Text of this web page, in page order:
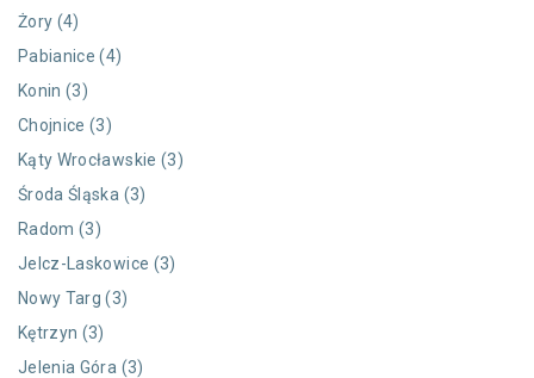
Żory (4)
Pabianice (4)
Konin (3)
Chojnice (3)
Kąty Wrocławskie (3)
Środa Śląska (3)
Radom (3)
Jelcz-Laskowice (3)
Nowy Targ (3)
Kętrzyn (3)
Jelenia Góra (3)